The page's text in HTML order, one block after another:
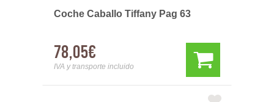
Coche Caballo Tiffany Pag 63
78,05€
IVA y transporte incluido